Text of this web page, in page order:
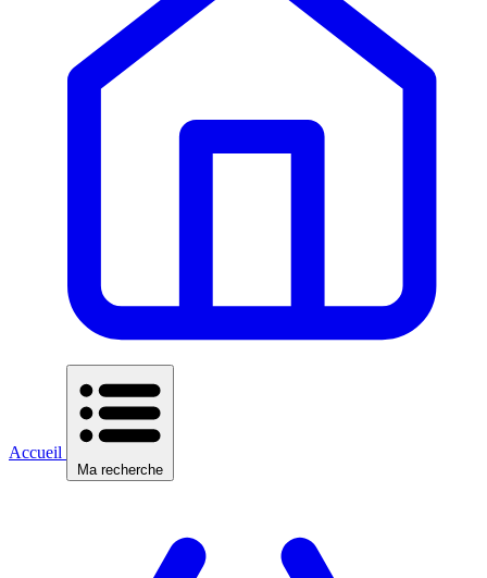
Accueil
Ma recherche